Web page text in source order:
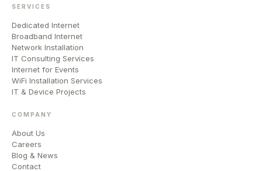
SERVICES
Dedicated Internet
Broadband Internet
Network Installation
IT Consulting Services
Internet for Events
WiFi Installation Services
IT & Device Projects
COMPANY
About Us
Careers
Blog & News
Contact